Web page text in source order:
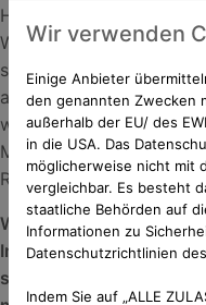
Hallensaison werden wir
Wochen insgesamt
sind, so dass jedem
anteiliger
werden Euch dann zu
Mai, über die Höhe der
Wir bitten alle Inhaber
Information im Mai 2021
seinen/ihren anteiligen
Wir verwenden
Einige Anbieter
den genannten Zwecken
außerhalb der EU/ des
in die USA. Das
möglicherweise nicht mit
vergleichbar. Es besteht
staatliche Behörden auf
Informationen zu
Datenschutzrichtlinien
Indem Sie auf „ALLE